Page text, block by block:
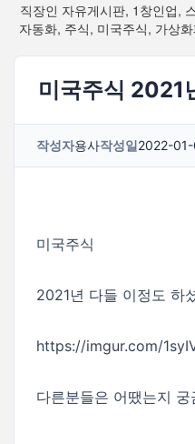
직장인 자유게시판, 1창인업,
자동화, 주식, 미국주식, 가상
미국주식 2021
작성자용사작성일2022-
미국주식
2021년 다들 이정도 하
https://imgur.com/
다른분들은 어땠는지